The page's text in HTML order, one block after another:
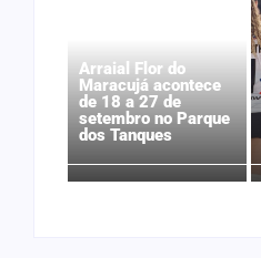
Arraial Flor do
Maracujá acontece
de 18 a 27 de
setembro no Parque
dos Tanques